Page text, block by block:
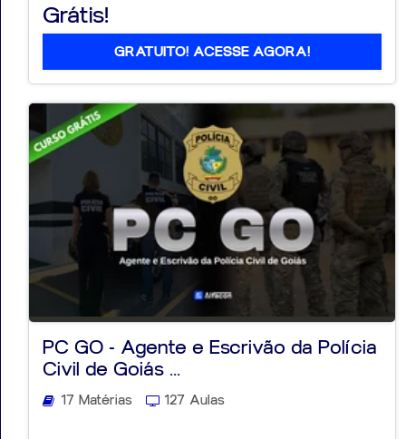
Grátis!
GRATUITO! ACESSE AGORA!
PC GO - Agente e Escrivão da Polícia
Civil de Goiás ...
17 Matérias 127 Aulas